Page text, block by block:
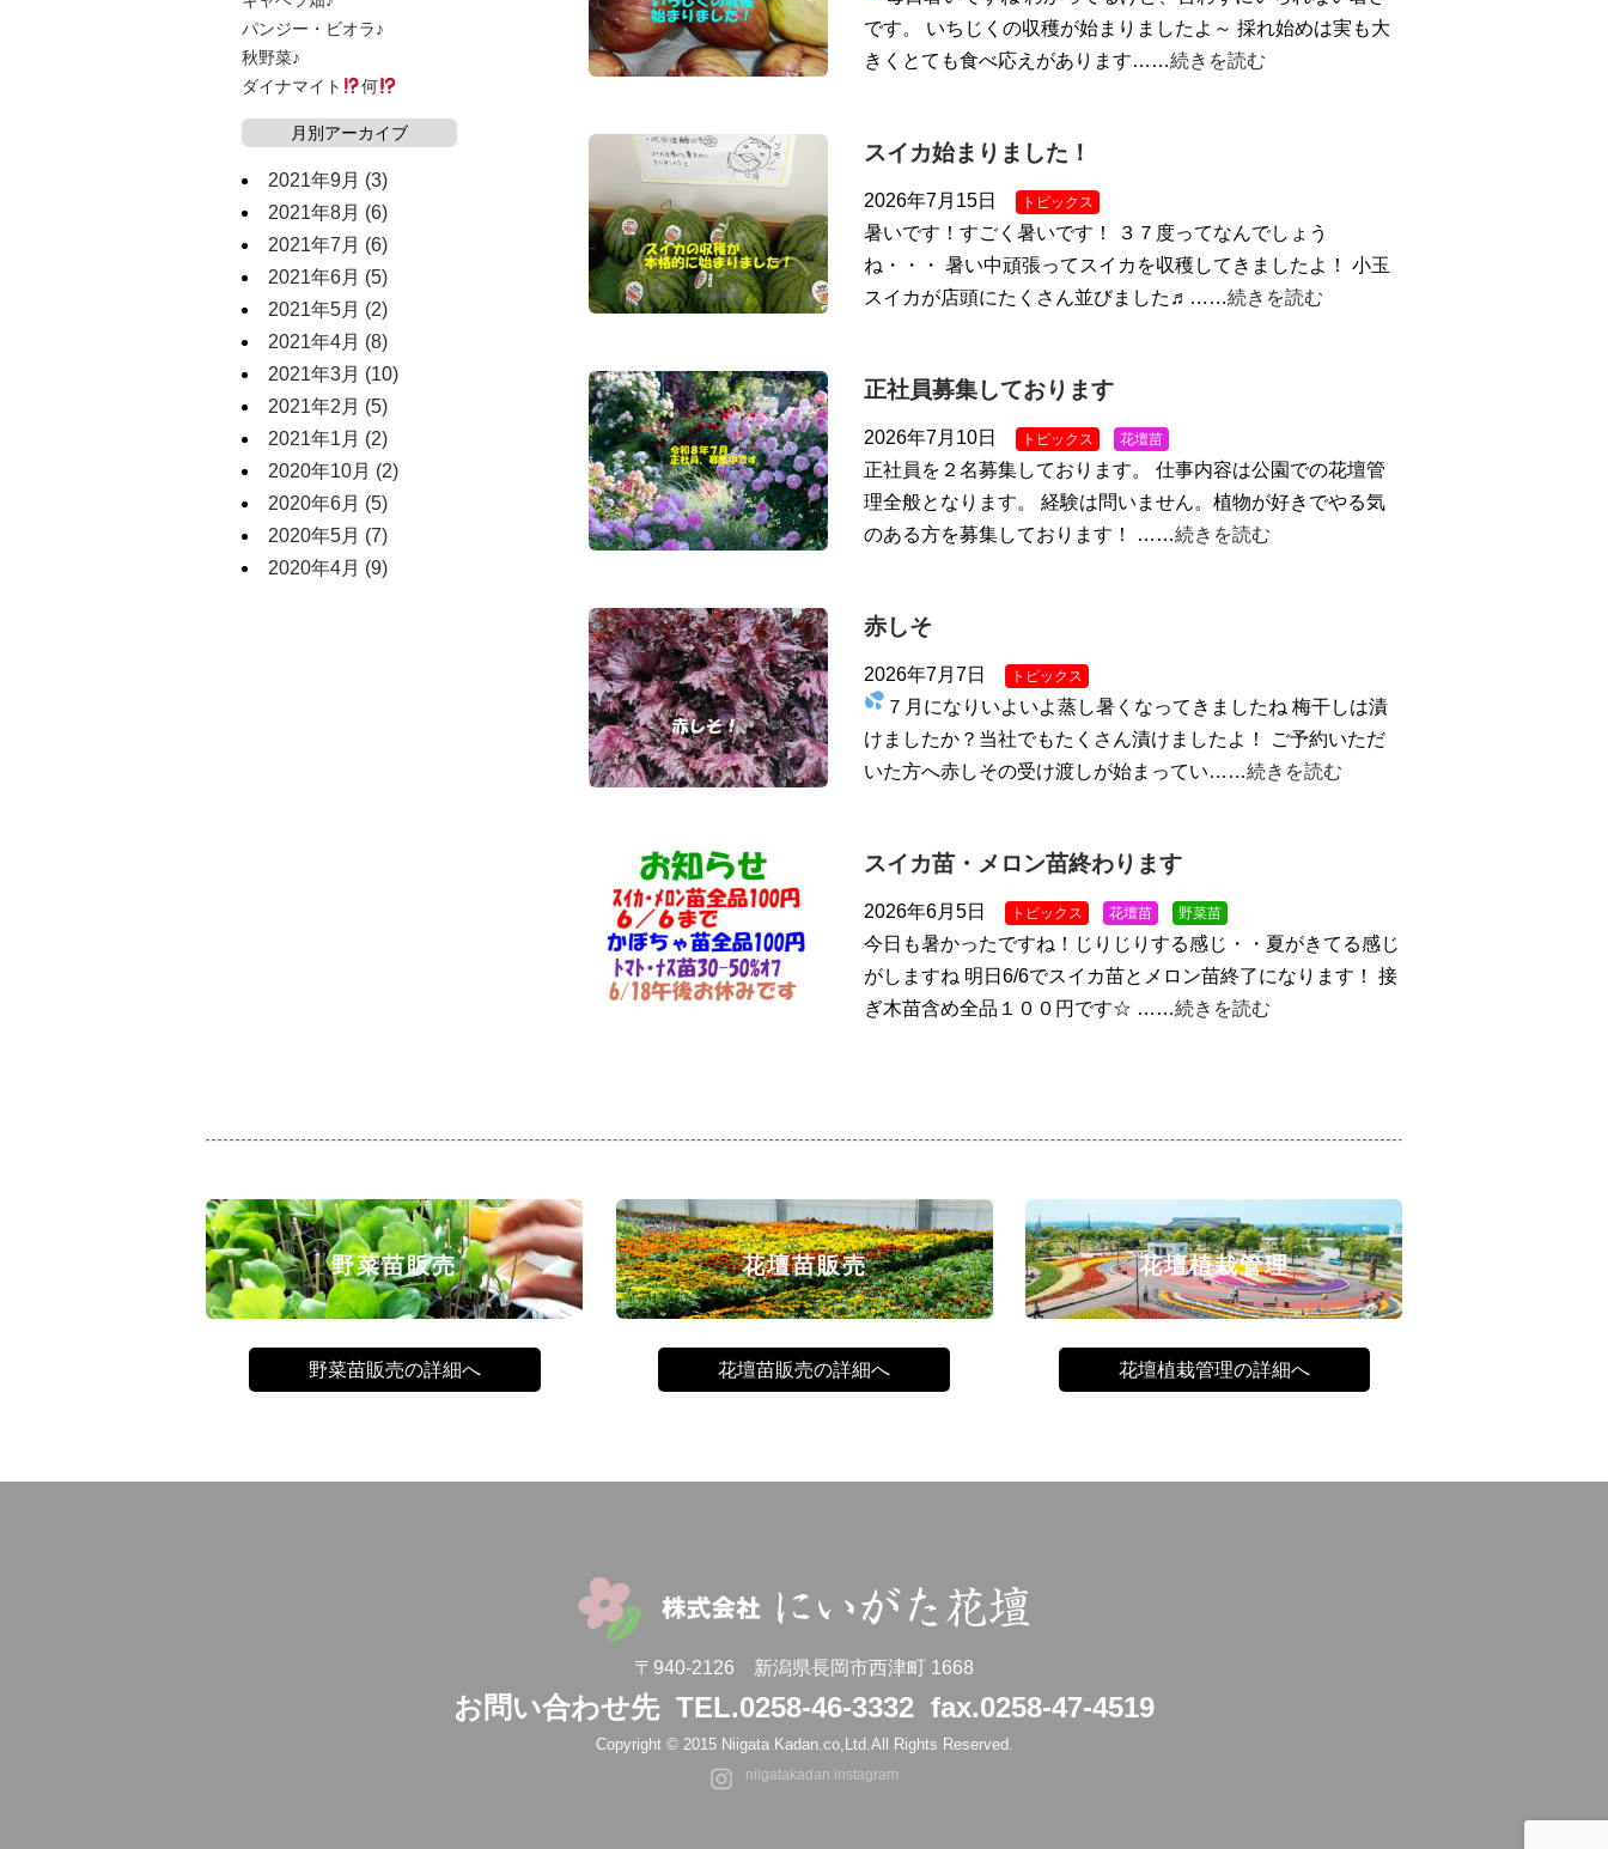
です。 いちじくの収穫が始まりましたよ～ 採れ始めは実も大
きくとても食べ応えがあります……続きを読む
スイカ始まりました！
2026年7月15日 トピックス
暑いです！すごく暑いです！ ３７度ってなんでしょう
ね・・・ 暑い中頑張ってスイカを収穫してきましたよ！ 小玉
スイカが店頭にたくさん並びました♬……続きを読む
正社員募集しております
2026年7月10日 トピックス 花壇苗
正社員を２名募集しております。 仕事内容は公園での花壇管
理全般となります。 経験は問いません。植物が好きでやる気
のある方を募集しております！ ……続きを読む
赤しそ
2026年7月7日 トピックス
７月になりいよいよ蒸し暑くなってきましたね 梅干しは漬
けましたか？当社でもたくさん漬けましたよ！ ご予約いただ
いた方へ赤しその受け渡しが始まってい……続きを読む
スイカ苗・メロン苗終わります
2026年6月5日 トピックス 花壇苗 野菜苗
今日も暑かったですね！じりじりする感じ・・夏がきてる感じ
がしますね 明日6/6でスイカ苗とメロン苗終了になります！ 接
ぎ木苗含め全品１００円です☆ ……続きを読む
パンジー・ビオラ♪
秋野菜♪
ダイナマイト
何
月別アーカイブ
2021年9月 (3)
2021年8月 (6)
2021年7月 (6)
2021年6月 (5)
2021年5月 (2)
2021年4月 (8)
2021年3月 (10)
2021年2月 (5)
2021年1月 (2)
2020年10月 (2)
2020年6月 (5)
2020年5月 (7)
2020年4月 (9)
野菜苗販売
野菜苗販売の詳細へ
花壇苗販売
花壇苗販売の詳細へ
花壇植栽管理
花壇植栽管理の詳細へ
〒940-2126 新潟県長岡市西津町 1668
お問い合わせ先 TEL.0258-46-3332 fax.0258-47-4519
Copyright © 2015 Niigata Kadan.co,Ltd. All Rights Reserved.
niigatakadan instagram